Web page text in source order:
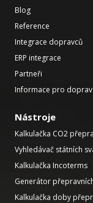
Blog
Reference
Integrace dopravců
ERP integrace
Partneři
Informace pro
Nástroje
Kalkulačka CO2
Vyhledávač státních
Kalkulačka Incoterms
Generátor
Kalkulačka doby